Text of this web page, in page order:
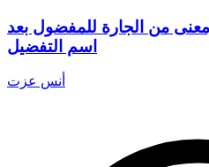
من الجارة للمفضول بعد
اسم التفضيل
أنس عزت